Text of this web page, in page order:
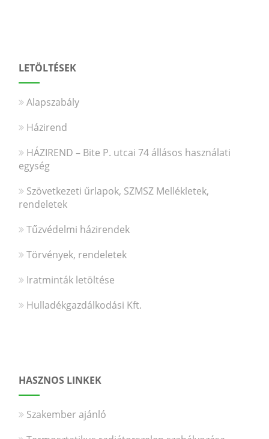
LETÖLTÉSEK
Alapszabály
Házirend
HÁZIREND – Bite P. utcai 74 állásos használati
egység
Szövetkezeti űrlapok, SZMSZ Mellékletek,
rendeletek
Tűzvédelmi házirendek
Törvények, rendeletek
Iratminták letöltése
Hulladékgazdálkodási Kft.
HASZNOS LINKEK
Szakember ajánló